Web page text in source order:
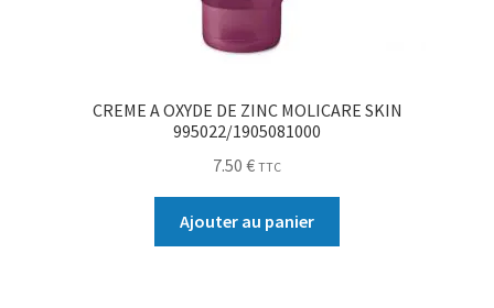
CREME A OXYDE DE ZINC MOLICARE SKIN
995022/1905081000
7.50 € TTC
Ajouter au panier